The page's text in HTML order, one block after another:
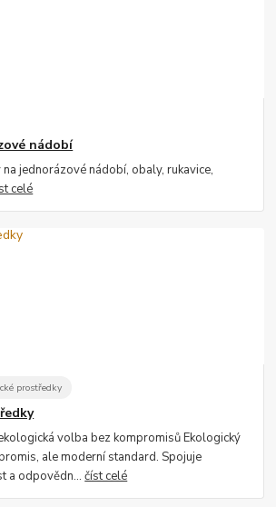
nádobí
jednorázové nádobí, obaly, rukavice,
celé
prostředky
ekologická volba bez kompromisů Ekologický
ale moderní standard. Spojuje
a odpovědn...číst celé